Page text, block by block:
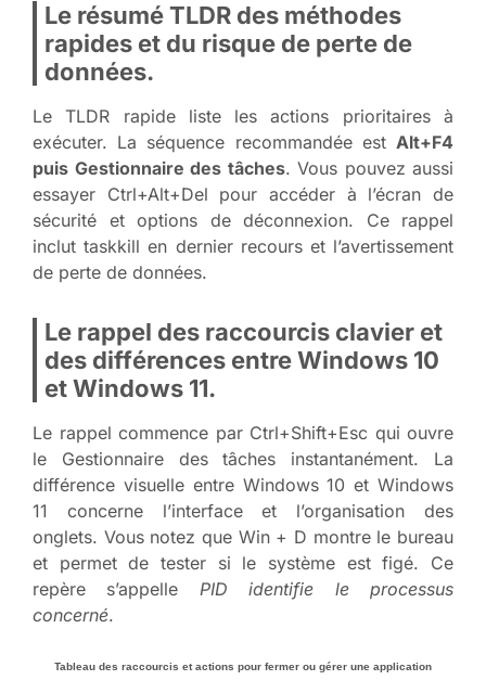
Le résumé TLDR des méthodes
rapides et du risque de perte de
données.
Le TLDR rapide liste les actions prioritaires à
exécuter. La séquence recommandée est Alt+F4
puis Gestionnaire des tâches. Vous pouvez aussi
essayer Ctrl+Alt+Del pour accéder à l’écran de
sécurité et options de déconnexion. Ce rappel
inclut taskkill en dernier recours et l’avertissement
de perte de données.
Le rappel des raccourcis clavier et
des différences entre Windows 10
et Windows 11.
Le rappel commence par Ctrl+Shift+Esc qui ouvre
le Gestionnaire des tâches instantanément. La
différence visuelle entre Windows 10 et Windows
11 concerne l’interface et l’organisation des
onglets. Vous notez que Win + D montre le bureau
et permet de tester si le système est figé. Ce
repère s’appelle PID identifie le processus
concerné.
Tableau des raccourcis et actions pour fermer ou gérer une application